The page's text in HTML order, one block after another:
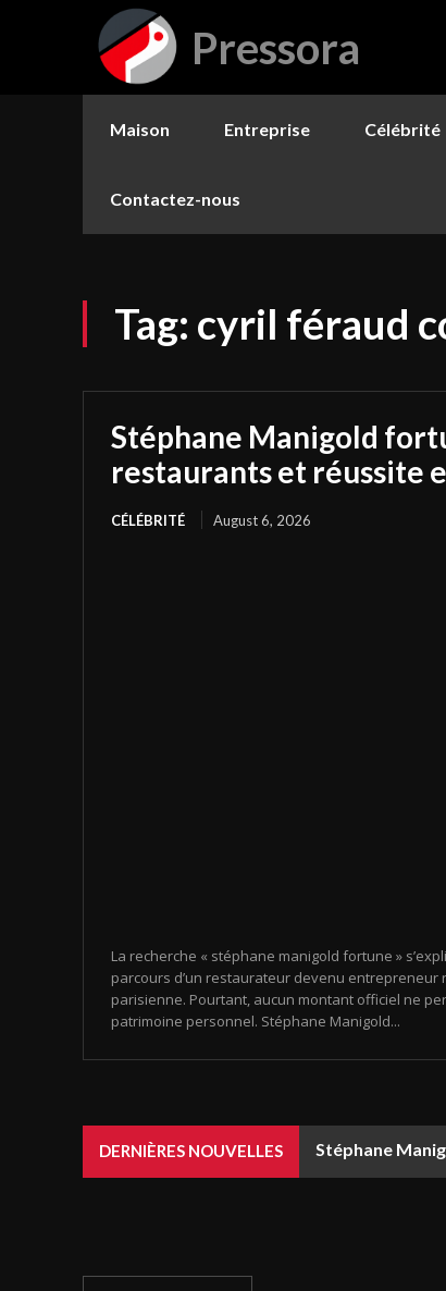
Pressora
Maison Entreprise Célébrité
Contactez-nous
Tag: cyril féraud
Stéphane Manigold
restaurants et réussite
CÉLÉBRITÉ August 6, 2026
La recherche « stéphane manigold fortune »
parcours d’un restaurateur devenu entrepreneur
parisienne. Pourtant, aucun montant officiel ne
patrimoine personnel. Stéphane Manigold...
DERNIÈRES NOUVELLES Stéphane